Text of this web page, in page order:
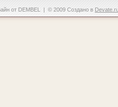
от DEMBEL | © 2009 Создано в